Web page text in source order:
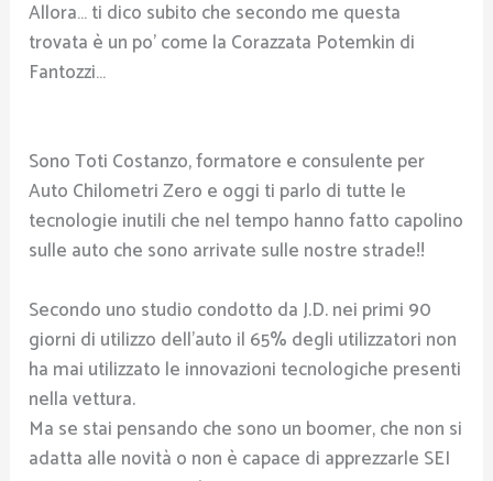
Allora… ti dico subito che secondo me questa
trovata è un po’ come la Corazzata Potemkin di
Fantozzi…
Sono Toti Costanzo, formatore e consulente per
Auto Chilometri Zero e oggi ti parlo di tutte le
tecnologie inutili che nel tempo hanno fatto capolino
sulle auto che sono arrivate sulle nostre strade!!
Secondo uno studio condotto da J.D. nei primi 90
giorni di utilizzo dell’auto il 65% degli utilizzatori non
ha mai utilizzato le innovazioni tecnologiche presenti
nella vettura.
Ma se stai pensando che sono un boomer, che non si
adatta alle novità o non è capace di apprezzarle SEI